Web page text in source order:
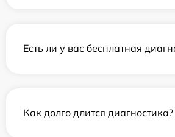
Есть ли у вас бесплатная
Как долго длится диагностика?